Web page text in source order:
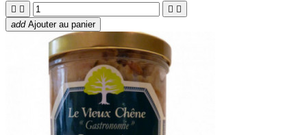
   
add Ajouter au panier